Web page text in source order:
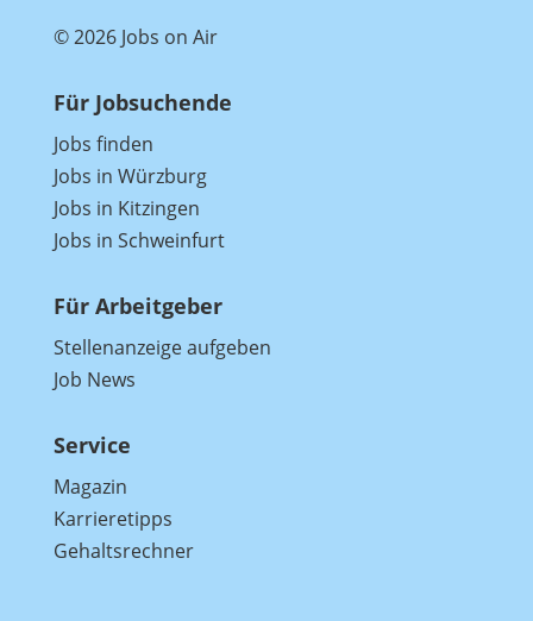
© 2026 Jobs on Air
Für Jobsuchende
Jobs finden
Jobs in Würzburg
Jobs in Kitzingen
Jobs in Schweinfurt
Für Arbeitgeber
Stellenanzeige aufgeben
Job News
Service
Magazin
Karrieretipps
Gehaltsrechner